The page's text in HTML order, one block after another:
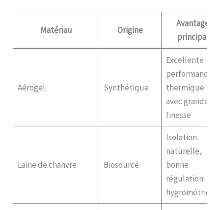
Matériau Origine
Avantage
principal
Aérogel Synthétique
Excellente
performance
thermique
avec grande
finesse
Laine de chanvre Biosourcé
Isolation
naturelle,
bonne
régulation
hygrométrique